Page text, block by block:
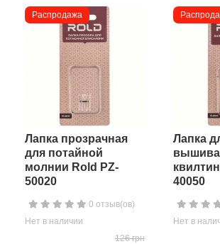
Распродажа
Лапка прозрачная
для потайной
молнии Rold PZ-
50020
0 отзыв(ов)
Нет в наличии
126 грн
Лапка
40050
Нет в